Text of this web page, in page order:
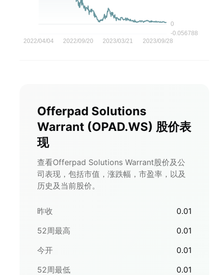
Offerpad Solutions
Warrant (OPAD.WS) 股价表
现
查看Offerpad Solutions Warrant股价及公
司表现，包括市值，涨跌幅，市盈率，以及
历史及当前股价。
昨收
0.01
52周最高
0.01
今开
0.01
52周最低
0.01